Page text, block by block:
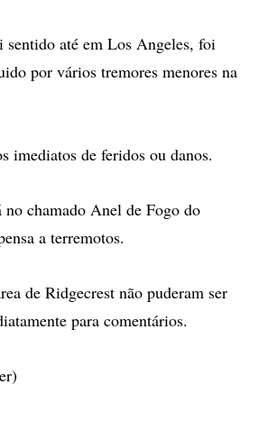
sentido até em Los Angeles, foi
por vários tremores menores na
imediatos de feridos ou danos.
chamado Anel de Fogo do
a terremotos.
de Ridgecrest não puderam ser
para comentários.